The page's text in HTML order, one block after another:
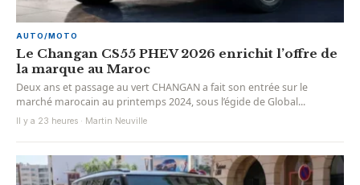
AUTO/MOTO
Le Changan CS55 PHEV 2026 enrichit l’offre de
la marque au Maroc
Deux ans et passage au vert CHANGAN a fait son entrée sur le
marché marocain au printemps 2024, sous l’égide de Global...
Il y a 23 heures · Martin Neuville